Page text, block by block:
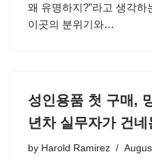
왜 유명하지?”라고 생각
이곳의 분위기와…
성인용품 첫 구매,
년차 실무자가 건네
by Harold Ramirez